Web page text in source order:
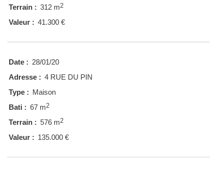
Terrain : 312 m2
Valeur : 41.300 €
Date : 28/01/20
Adresse : 4 RUE DU PIN
Type : Maison
Bati : 67 m2
Terrain : 576 m2
Valeur : 135.000 €